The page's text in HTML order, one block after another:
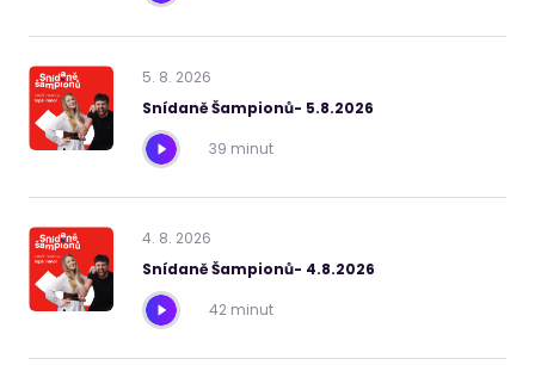
5. 8. 2026
Snídaně Šampionů- 5.8.2026
39 minut
4. 8. 2026
Snídaně Šampionů- 4.8.2026
42 minut